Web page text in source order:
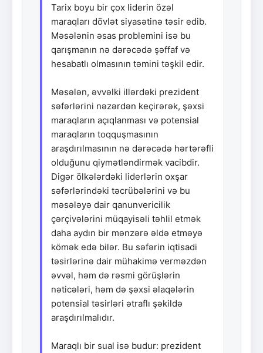
Tarix boyu bir çox liderin özəl
maraqları dövlət siyasətinə təsir edib.
Məsələnin əsas problemini isə bu
qarışmanın nə dərəcədə şəffaf və
hesabatlı olmasının təmini təşkil edir.
Məsələn, əvvəlki illərdəki prezident
səfərlərini nəzərdən keçirərək, şəxsi
maraqların açıqlanması və potensial
maraqların toqquşmasının
araşdırılmasının nə dərəcədə hərtərəfli
olduğunu qiymətləndirmək vacibdir.
Digər ölkələrdəki liderlərin oxşar
səfərlərindəki təcrübələrini və bu
məsələyə dair qanunvericilik
çərçivələrini müqayisəli təhlil etmək
daha aydın bir mənzərə əldə etməyə
kömək edə bilər. Bu səfərin iqtisadi
təsirlərinə dair mühakimə verməzdən
əvvəl, həm də rəsmi görüşlərin
nəticələri, həm də şəxsi əlaqələrin
potensial təsirləri ətraflı şəkildə
araşdırılmalıdır.
Maraqlı bir sual isə budur: prezident